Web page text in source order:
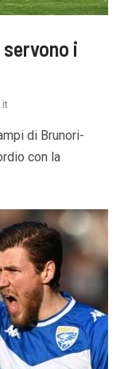
i
di Brunori-
con la